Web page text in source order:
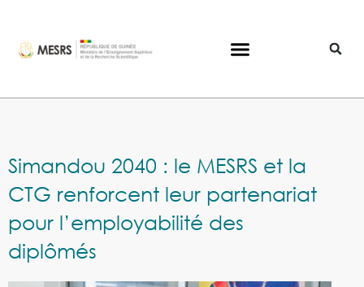
Simandou 2040 : le MESRS et la
CTG renforcent leur partenariat
pour l’employabilité des
diplômés